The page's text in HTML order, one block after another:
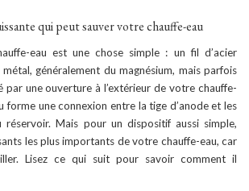
qui peut sauver votre chauffe-eau
eau est une chose simple : un fil d’acier
généralement du magnésium, mais parfois
par une ouverture à l’extérieur de votre chauffe-
forme une connexion entre la tige d’anode et les
réservoir. Mais pour un dispositif aussi simple,
les plus importants de votre chauffe-eau, car
Lisez ce qui suit pour savoir comment il